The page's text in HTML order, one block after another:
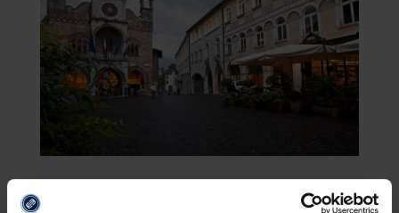
La tombola di Pordenone festeggia 150
anni